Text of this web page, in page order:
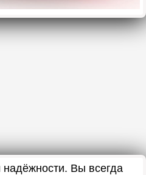
надёжности. Вы всегда